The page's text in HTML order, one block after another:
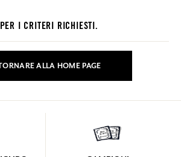
I CRITERI RICHIESTI.
ALLA HOME PAGE